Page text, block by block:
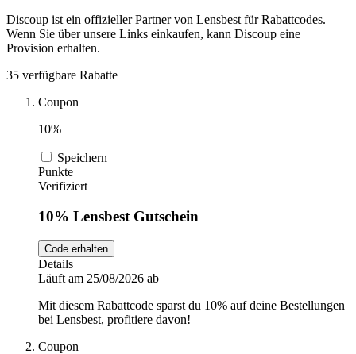
Douglas
DocMorris
Audible
Guess
Gesundheit
Sport und
Fitness
Autos und
Motorräder
Discoup ist ein offizieller Partner von Lensbest für Rabattcodes.
Wenn Sie über unsere Links einkaufen, kann Discoup eine
Provision erhalten.
35 verfügbare Rabatte
Coupon
10%
Speichern
Punkte
Verifiziert
10% Lensbest Gutschein
Code erhalten
Details
Läuft am 25/08/2026 ab
Mit diesem Rabattcode sparst du 10% auf deine Bestellungen
bei Lensbest, profitiere davon!
Coupon